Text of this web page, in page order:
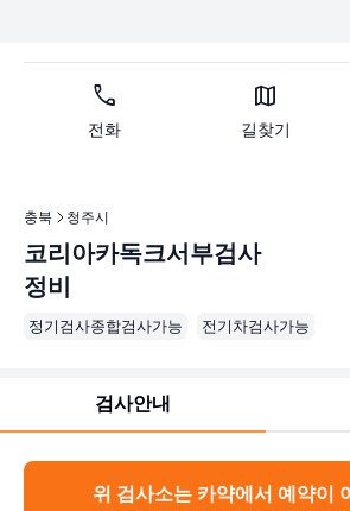
call
전화
map
길찾기
충북 청주시
코리아카독크서부검사
정비
정기검사종합검사가능 전기차검사가능
검사안내
위 검사소는 카약에서 예약이